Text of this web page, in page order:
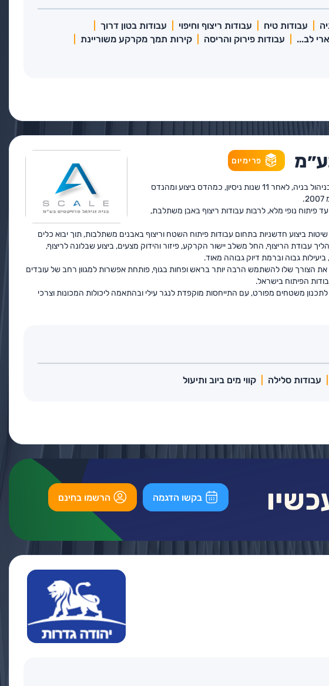
עבודות טיח עבודות ריצוף וחיפוי
עבודות בטון דרוך
לב... עבודות פירוק והריסה
קירות תמך מקרקע משוריינת
פרימיום
החברה הוקמה בשנת 2018, ע"י יוסי חסון, בוגר תואר ראשון ושני מהטכניון בניהול בניה, לאחר 11 שנות ניסיון, כמהדס ביצוע ומהנדס
פיתוח נופי מלא, לרבות עבודות ריצוף באבן משתלבת,
שיטות ביצוע חדשניות בתחום עבודות פיתוח השטח וריצוף באבנים משתלבות, תוך יבוא כלים
עבודת הריצוף, החל משלב יישור הקרקע, פיזור והידוק מצעים, ביצוע שבלונה לריצוף,
גבוה וברמת דיוק גבוהה מאוד.
הצורך שלו להשתמש הרבה יותר בראש ופחות בגוף, פותחת אפשרות למגוון רחב של עובדים
הפיתוח בישראל.
משטחים מפורט, עם התייחסות מוקפדת לנגר עילי ובהתאמה ליכולות המכונות וצרכי
עבודות סלילה קווי מים ביוב ותיעול
בקשו הדגמה הרשמו בחינם